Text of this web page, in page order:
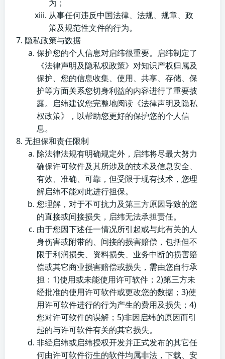
为；
从事任何违反中国法律、法规、规章、政
策及规范性文件的行为。
隐私政策与数据
保护您的个人信息对启纬很重要。启纬制定了
《法律声明及隐私权政策》对知识产权归属及
保护、您的信息收集、使用、共享、存储、保
护等方面关系您切身利益的内容进行了重要披
露。启纬建议您完整地阅读《法律声明及隐私
权政策》，以帮助您更好的保护您的个人信
息。
无担保和责任限制
除法律法规有明确规定外，启纬将尽最大努力
确保许可软件及其所涉及的技术及信息安全、
有效、准确、可靠，但受限于现有技术，您理
解启纬不能对此进行担保。
您理解，对于不可抗力及第三方原因导致的您
的直接或间接损失，启纬无法承担责任。
由于您因下述任一情况所引起或与此有关的人
身伤害或附带的、间接的损害赔偿，包括但不
限于利润损失、资料损失、业务中断的损害赔
偿或其它商业损害赔偿或损失，需由您自行承
担：1)使用或未能使用许可软件；2)第三方未
经批准的使用许可软件或更改您的数据；3)使
用许可软件进行的行为产生的费用及损失；4)
您对许可软件的误解；5)非因启纬的原因而引
起的与许可软件有关的其它损失。
非经启纬或启纬授权开发并正式发布的其它任
何由许可软件衍生的软件均属非法，下载、安